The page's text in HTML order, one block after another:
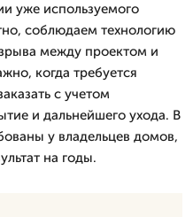
уже используемого
соблюдаем технологию
между проектом и
когда требуется
с учетом
и дальнейшего ухода. В
у владельцев домов,
на годы.